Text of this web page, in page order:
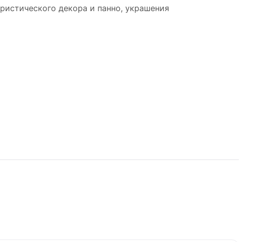
декора и панно, украшения